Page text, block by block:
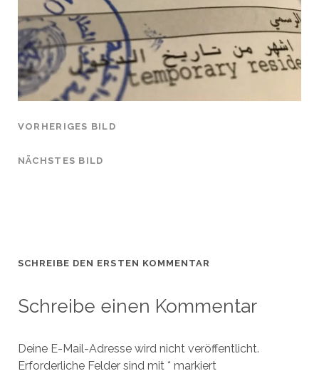
VORHERIGES BILD
NÄCHSTES BILD
SCHREIBE DEN ERSTEN KOMMENTAR
Schreibe einen Kommentar
Deine E-Mail-Adresse wird nicht veröffentlicht.
Erforderliche Felder sind mit * markiert